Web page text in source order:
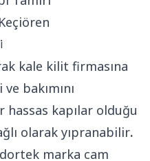
kale kilit firmasına
bakımını
hassas kapılar olduğu
olarak yıpranabilir.
dortek marka cam